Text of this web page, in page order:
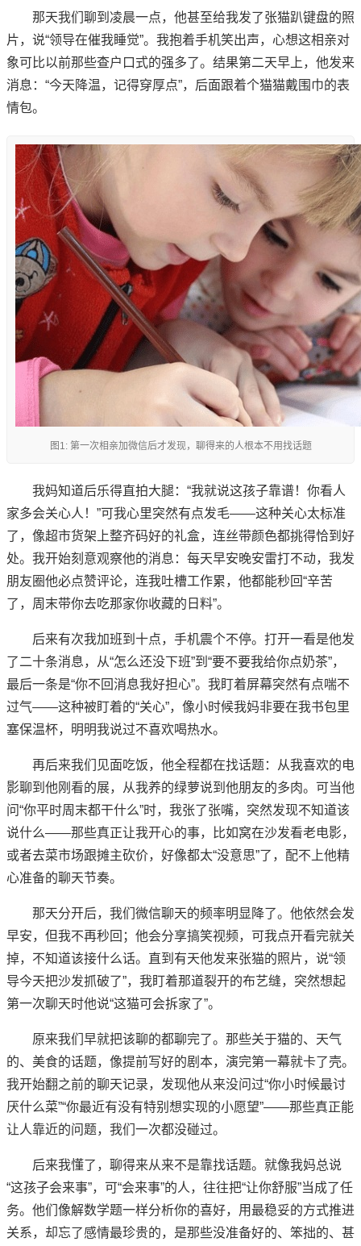
那天我们聊到凌晨一点，他甚至给我发了张猫趴键盘的照
片，说“领导在催我睡觉”。我抱着手机笑出声，心想这相亲对
象可比以前那些查户口式的强多了。结果第二天早上，他发来
消息：“今天降温，记得穿厚点”，后面跟着个猫猫戴围巾的表
情包。
图1: 第一次相亲加微信后才发现，聊得来的人根本不用找话题
我妈知道后乐得直拍大腿：“我就说这孩子靠谱！你看人
家多会关心人！”可我心里突然有点发毛——这种关心太标准
了，像超市货架上整齐码好的礼盒，连丝带颜色都挑得恰到好
处。我开始刻意观察他的消息：每天早安晚安雷打不动，我发
朋友圈他必点赞评论，连我吐槽工作累，他都能秒回“辛苦
了，周末带你去吃那家你收藏的日料”。
后来有次我加班到十点，手机震个不停。打开一看是他发
了二十条消息，从“怎么还没下班”到“要不要我给你点奶茶”，
最后一条是“你不回消息我好担心”。我盯着屏幕突然有点喘不
过气——这种被盯着的“关心”，像小时候我妈非要在我书包里
塞保温杯，明明我说过不喜欢喝热水。
再后来我们见面吃饭，他全程都在找话题：从我喜欢的电
影聊到他刚看的展，从我养的绿萝说到他朋友的多肉。可当他
问“你平时周末都干什么”时，我张了张嘴，突然发现不知道该
说什么——那些真正让我开心的事，比如窝在沙发看老电影，
或者去菜市场跟摊主砍价，好像都太“没意思”了，配不上他精
心准备的聊天节奏。
那天分开后，我们微信聊天的频率明显降了。他依然会发
早安，但我不再秒回；他会分享搞笑视频，可我点开看完就关
掉，不知道该接什么话。直到有天他发来张猫的照片，说“领
导今天把沙发抓破了”，我盯着那道裂开的布艺缝，突然想起
第一次聊天时他说“这猫可会拆家了”。
原来我们早就把该聊的都聊完了。那些关于猫的、天气
的、美食的话题，像提前写好的剧本，演完第一幕就卡了壳。
我开始翻之前的聊天记录，发现他从来没问过“你小时候最讨
厌什么菜”“你最近有没有特别想实现的小愿望”——那些真正能
让人靠近的问题，我们一次都没碰过。
后来我懂了，聊得来从来不是靠找话题。就像我妈总说
“这孩子会来事”，可“会来事”的人，往往把“让你舒服”当成了任
务。他们像解数学题一样分析你的喜好，用最稳妥的方式推进
关系，却忘了感情最珍贵的，是那些没准备好的、笨拙的、甚